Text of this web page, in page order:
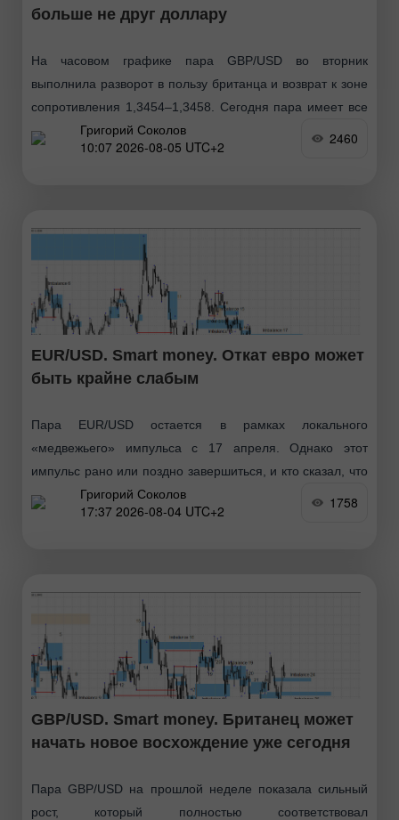
больше не друг доллару
На часовом графике пара GBP/USD во вторник
выполнила разворот в пользу британца и возврат к зоне
сопротивления 1,3454–1,3458. Сегодня пара имеет все
шансы выполнить закрепление над этой зоной, что
позволит
Григорий Соколов
10:07 2026-08-05 UTC+2
2460
EUR/USD. Smart money. Откат евро может
быть крайне слабым
Пара EUR/USD остается в рамках локального
«медвежьего» импульса с 17 апреля. Однако этот
импульс рано или поздно завершиться, и кто сказал, что
он уже не завершен? Хочу напомнить, что имбалансы
Григорий Соколов
17:37 2026-08-04 UTC+2
1758
GBP/USD. Smart money. Британец может
начать новое восхождение уже сегодня
Пара GBP/USD на прошлой неделе показала сильный
рост, который полностью соответствовал